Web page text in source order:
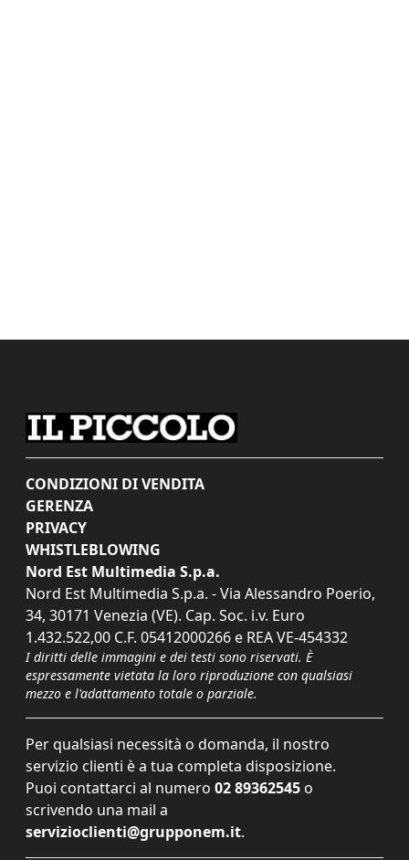
CONDIZIONI DI VENDITA
GERENZA
PRIVACY
WHISTLEBLOWING
Nord Est Multimedia S.p.a.
Nord Est Multimedia S.p.a. - Via Alessandro Poerio,
34, 30171 Venezia (VE). Cap. Soc. i.v. Euro
1.432.522,00 C.F. 05412000266 e REA VE-454332
I diritti delle immagini e dei testi sono riservati. È
espressamente vietata la loro riproduzione con qualsiasi
mezzo e l'adattamento totale o parziale.
Per qualsiasi necessità o domanda, il nostro
servizio clienti è a tua completa disposizione.
Puoi contattarci al numero 02 89362545 o
scrivendo una mail a
servizioclienti@grupponem.it.